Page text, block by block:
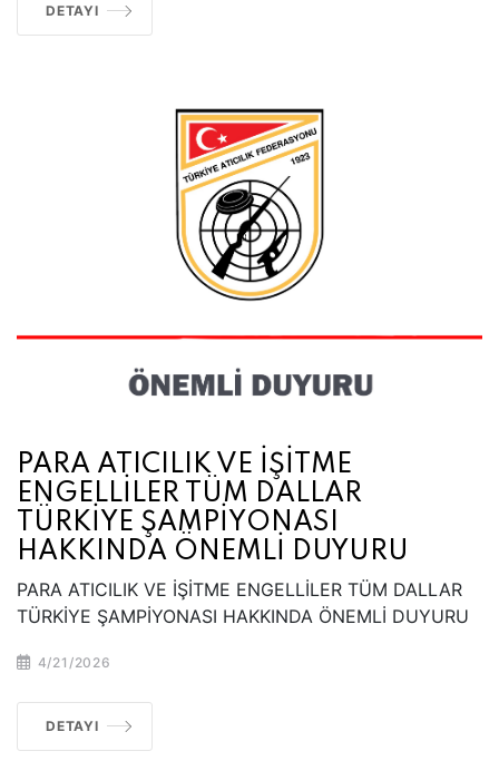
DETAYI
PARA ATICILIK VE İŞİTME
ENGELLİLER TÜM DALLAR
TÜRKİYE ŞAMPİYONASI
HAKKINDA ÖNEMLİ DUYURU
PARA ATICILIK VE İŞİTME ENGELLİLER TÜM DALLAR
TÜRKİYE ŞAMPİYONASI HAKKINDA ÖNEMLİ DUYURU
4/21/2026
DETAYI